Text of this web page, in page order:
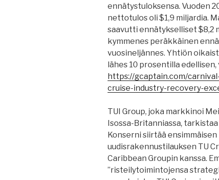
ennätystuloksensa. Vuoden
nettotulos oli $1,9 miljardia.
saavutti ennätykselliset $8,2
kymmenes peräkkäinen
vuosineljännes. Yhtiön
lähes 10 prosentilla
https://gcaptain.com/
cruise-industry-recovery-
TUI Group, joka markkinoi
Isossa-Britanniassa,
Konserni siirtää
uudisrakennustilauksen TU
Caribbean Groupin kanssa.
”risteilytoimintojensa